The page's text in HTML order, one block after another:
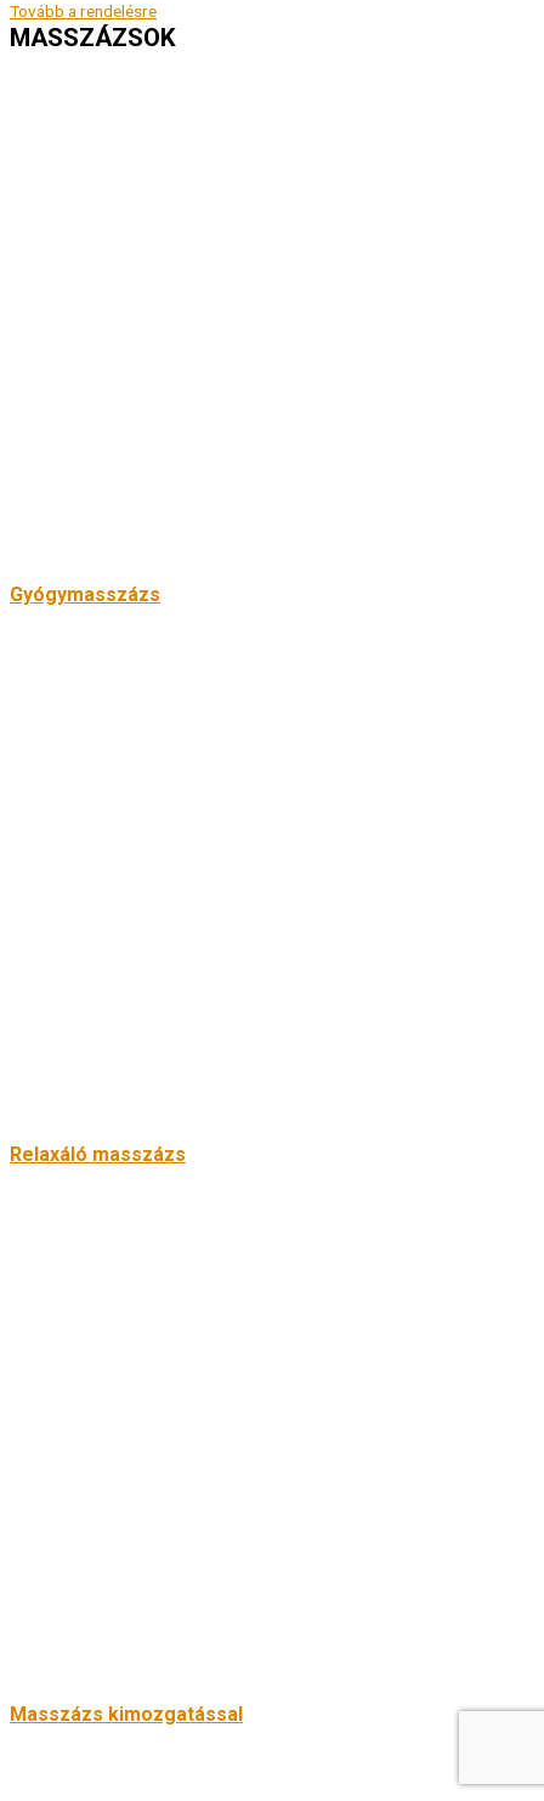
Tovább a rendelésre
MASSZÁZSOK
Gyógymasszázs
Relaxáló masszázs
Masszázs kimozgatással